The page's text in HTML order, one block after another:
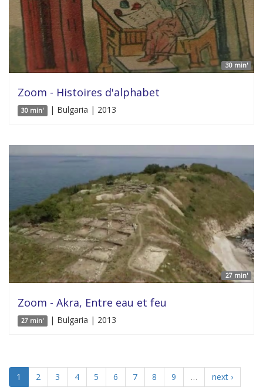
30 min'
Zoom - Histoires d'alphabet
30 min' | Bulgaria | 2013
27 min'
Zoom - Akra, Entre eau et feu
27 min' | Bulgaria | 2013
1 2 3 4 5 6 7 8 9 …
next ›